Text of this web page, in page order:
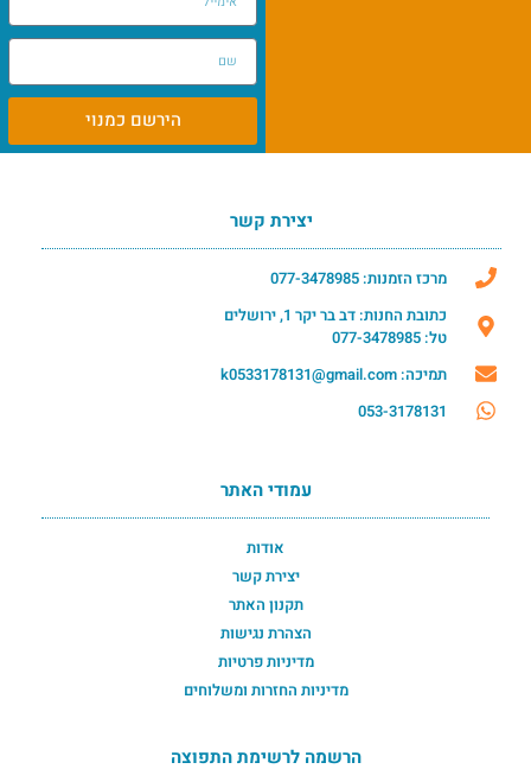
הירשם כמנוי
יצירת קשר
מרכז הזמנות: 077-3478985
כתובת החנות: דב בר יקר 1, ירושלים
טל: 077-3478985
תמיכה: k0533178131@gmail.com
053-3178131
עמודי האתר
אודות
יצירת קשר
תקנון האתר
הצהרת נגישות
מדיניות פרטיות
מדיניות החזרות ומשלוחים
הרשמה לרשימת התפוצה